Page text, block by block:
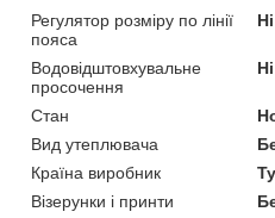
Регулятор розміру по лінії
пояса
Ні
Водовідштовхувальне
просочення
Ні
Стан
Вид утеплювача
Країна виробник
Візерунки і принти